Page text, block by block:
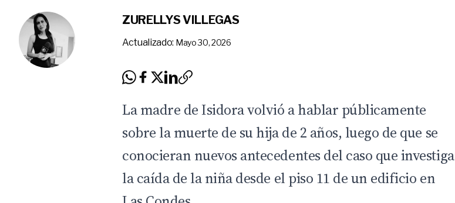
ZURELLYS VILLEGAS
Actualizado: Mayo 30, 2026
La madre de Isidora volvió a hablar públicamente
sobre la muerte de su hija de 2 años, luego de que se
conocieran nuevos antecedentes del caso que investiga
la caída de la niña desde el piso 11 de un edificio en